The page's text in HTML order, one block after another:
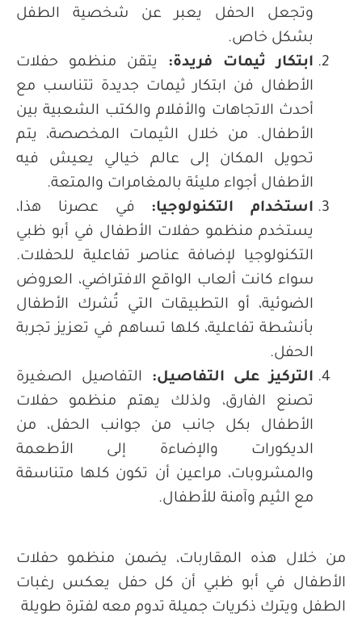
وتجعل الحفل يعبر عن شخصية الطفل
بشكل خاص.
ابتكار ثيمات فريدة: يتقن منظمو حفلات
الأطفال فن ابتكار ثيمات جديدة تتناسب مع
أحدث الاتجاهات والأفلام والكتب الشعبية بين
الأطفال. من خلال الثيمات المخصصة، يتم
تحويل المكان إلى عالم خيالي يعيش فيه
الأطفال أجواء مليئة بالمغامرات والمتعة.
استخدام التكنولوجيا: في عصرنا هذا،
يستخدم منظمو حفلات الأطفال في أبو ظبي
التكنولوجيا لإضافة عناصر تفاعلية للحفلات.
سواء كانت ألعاب الواقع الافتراضي، العروض
الضوئية، أو التطبيقات التي تُشرك الأطفال
بأنشطة تفاعلية، كلها تساهم في تعزيز تجربة
الحفل.
التركيز على التفاصيل: التفاصيل الصغيرة
تصنع الفارق، ولذلك يهتم منظمو حفلات
الأطفال بكل جانب من جوانب الحفل، من
الديكورات والإضاءة إلى الأطعمة
والمشروبات، مراعين أن تكون كلها متناسقة
مع الثيم وآمنة للأطفال.
من خلال هذه المقاربات، يضمن منظمو حفلات
الأطفال في أبو ظبي أن كل حفل يعكس رغبات
الطفل ويترك ذكريات جميلة تدوم معه لفترة طويلة